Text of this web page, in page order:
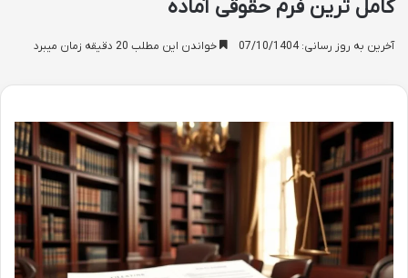
کامل ترین فرم حقوقی آماده
آخرین به روز رسانی: 07/10/1404 خواندن این مطلب 20 دقیقه زمان میبرد